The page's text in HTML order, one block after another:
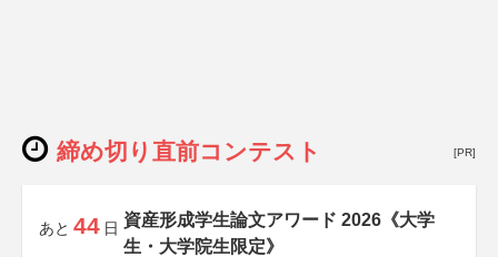
締め切り直前コンテスト [PR]
あと 44 日 資産形成学生論文アワード 2026《大学
生・大学院生限定》